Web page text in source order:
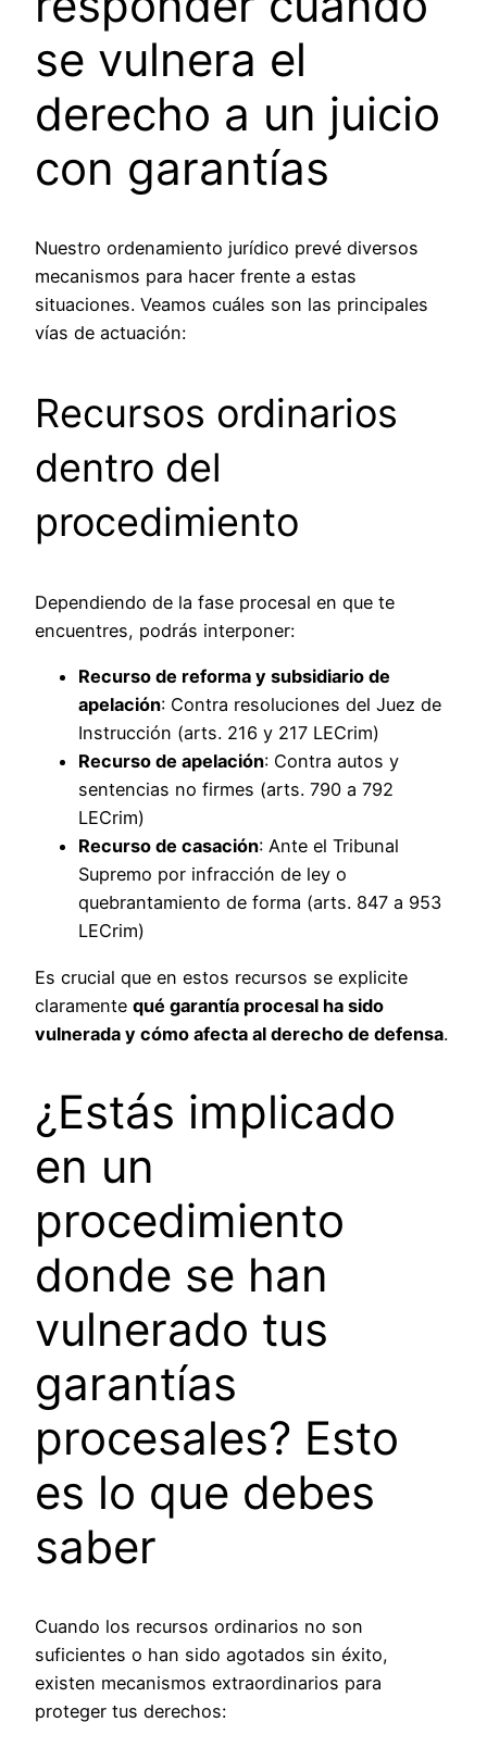
se vulnera el
derecho a un juicio
con garantías
Nuestro ordenamiento jurídico prevé diversos
mecanismos para hacer frente a estas
situaciones. Veamos cuáles son las principales
vías de actuación:
Recursos ordinarios
dentro del
procedimiento
Dependiendo de la fase procesal en que te
encuentres, podrás interponer:
Recurso de reforma y subsidiario de
apelación: Contra resoluciones del Juez de
Instrucción (arts. 216 y 217 LECrim)
Recurso de apelación: Contra autos y
sentencias no firmes (arts. 790 a 792
LECrim)
Recurso de casación: Ante el Tribunal
Supremo por infracción de ley o
quebrantamiento de forma (arts. 847 a 953
LECrim)
Es crucial que en estos recursos se explicite
claramente qué garantía procesal ha sido
vulnerada y cómo afecta al derecho de defensa.
¿Estás implicado
en un
procedimiento
donde se han
vulnerado tus
garantías
procesales? Esto
es lo que debes
saber
Cuando los recursos ordinarios no son
suficientes o han sido agotados sin éxito,
existen mecanismos extraordinarios para
proteger tus derechos: